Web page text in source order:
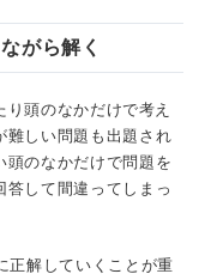
がら解く
頭のなかだけで考え
難しい問題も出題され
頭のなかだけで問題を
して間違ってしまっ
正解していくことが重